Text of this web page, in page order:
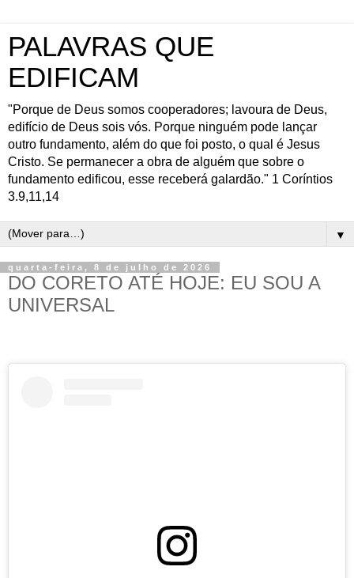
PALAVRAS QUE
EDIFICAM
"Porque de Deus somos cooperadores; lavoura de Deus,
edifício de Deus sois vós. Porque ninguém pode lançar
outro fundamento, além do que foi posto, o qual é Jesus
Cristo. Se permanecer a obra de alguém que sobre o
fundamento edificou, esse receberá galardão." 1 Coríntios
3.9,11,14
▼
quarta-feira, 8 de julho de 2026
DO CORETO ATÉ HOJE: EU SOU A
UNIVERSAL